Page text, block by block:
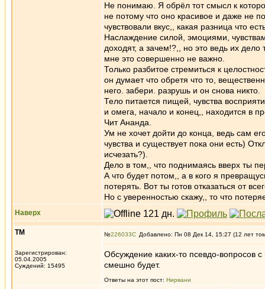
Не понимаю. Я обрёл тот смысл к
не потому что оно красивое и даже не
чувствовали вкус,, какая разница что
Наслаждение силой, эмоциями,
доходят, а зачем!?,, но это ведь их
мне это совершенно не важно.
Только разбитое стремиться к
он думает что обретя что то,
него. забери. разрушь и он снова никто.
Тело питается пищей, чувства
и омега, начало и конец,, находится в
Чит Ананда.
Ум не хочет дойти до конца, ведь сам
чувства и существует пока они есть)
исчезать?).
Дело в том,, что поднимаясь вверх ты
А что будет потом,, а в кого я
потерять. Вот ты готов отказаться от
Но с уверенностью скажу,, то что
Наверх
ТМ
Зарегистрирован:
05.04.2005
Суждений: 15495
№226033 Добавлено: Пн 08 Дек 14, 15:27 (12 лет
Обсуждение каких-то псевдо-вопросов
смешно будет.
Ответы на этот пост: Нирвани